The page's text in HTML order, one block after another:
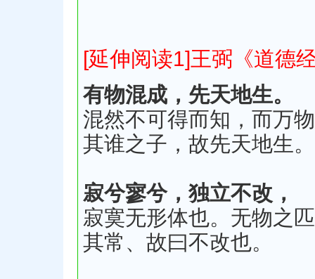
[延伸阅读1]王弼《道德
有物混成，先天地生。
混然不可得而知，而万
其谁之子，故先天地生。
寂兮寥兮，独立不改，
寂寞无形体也。无物之
其常、故曰不改也。